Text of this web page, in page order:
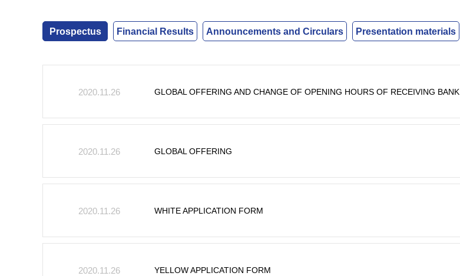
Prospectus Financial Results Announcements and Circulars Presentation materials
2020.11.26 GLOBAL OFFERING AND CHANGE OF OPENING HOURS OF RECEIVING BANK
2020.11.26 GLOBAL OFFERING
2020.11.26 WHITE APPLICATION FORM
2020.11.26 YELLOW APPLICATION FORM